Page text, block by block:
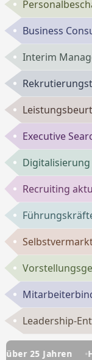
Business
Interim
Executive
Recruiting
Leadership-
Jahren HSC